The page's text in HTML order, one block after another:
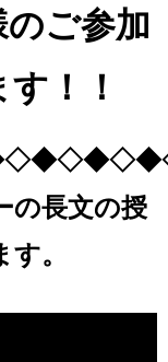
ご参加
！！
の長文の授
。